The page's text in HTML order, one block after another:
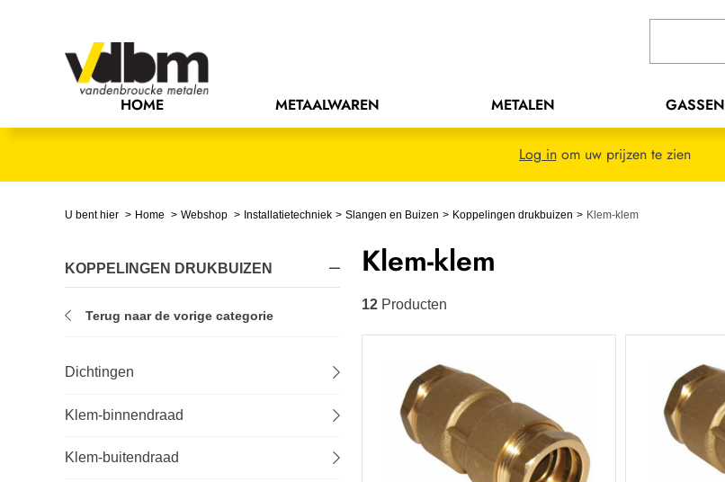
HOME METAALWAREN METALEN GASSEN
Bevestigingsmaterialen
Elektrische componenten
Log inom uw prijzen te zien
U bent hier Home Webshop Installatietechniek Slangen en Buizen Koppelingen drukbuizen Klem-klem
KOPPELINGEN DRUKBUIZEN
Terug naar de vorige categorie
Dichtingen
Klem-binnendraad
Klem-buitendraad
Klem-klem
12 Producten